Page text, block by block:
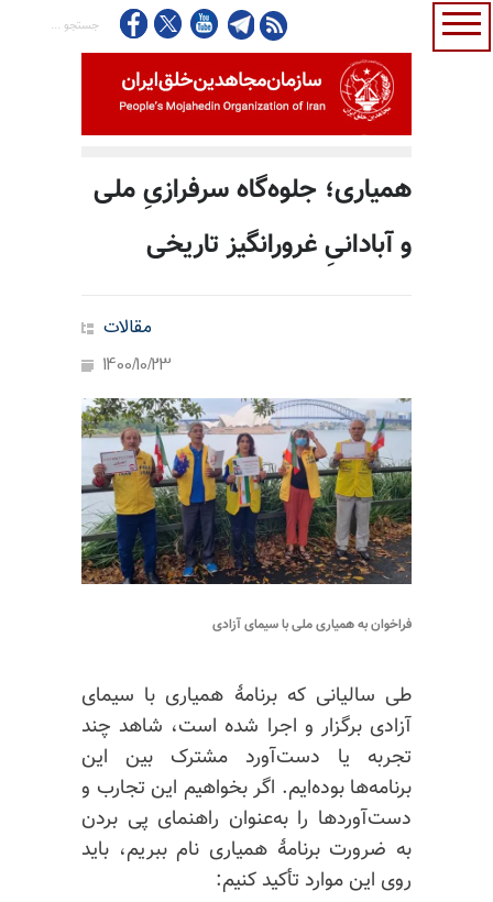
همیاری؛ جلوه‌گاه سرفرازیِ ملی
و آبادانیِ غرورانگیز تاریخی
مقالات
1400/10/23
فراخوان به همیاری ملی با سیمای آزادی
طی سالیانی که برنامهٔ همیاری با سیمای
آزادی برگزار و اجرا شده است، شاهد چند
تجربه یا دست‌آورد مشترک بین این
برنامه‌ها بوده‌ایم. اگر بخواهیم این تجارب و
دست‌آوردها را به‌عنوان راهنمای پی بردن
به ضرورت برنامهٔ همیاری نام ببریم، باید
روی این موارد تأکید کنیم: